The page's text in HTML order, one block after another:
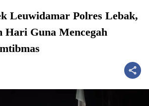
Leuwidamar Polres Lebak,
Hari Guna Mencegah